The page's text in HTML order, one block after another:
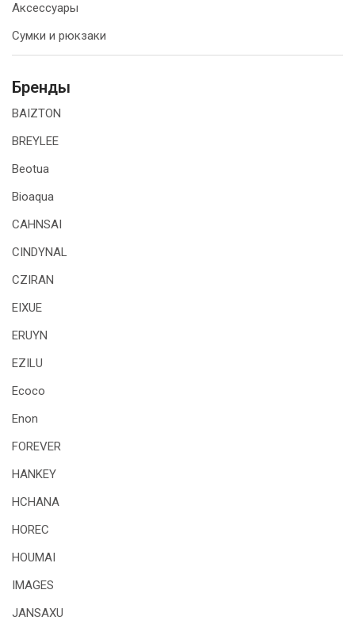
Аксессуары
Сумки и рюкзаки
Бренды
BAIZTON
BREYLEE
Beotua
Bioaqua
CAHNSAI
CINDYNAL
CZIRAN
EIXUE
ERUYN
EZILU
Ecoco
Enon
FOREVER
HANKEY
HCHANA
HOREC
HOUMAI
IMAGES
JANSAXU